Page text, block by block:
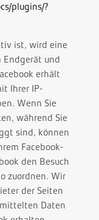
plugins/?
ist, wird eine
Endgerät und
erhält
Ihrer IP-
Wenn Sie
während Sie
sind, können
Facebook-
den Besuch
zuordnen. Wir
der Seiten
Daten